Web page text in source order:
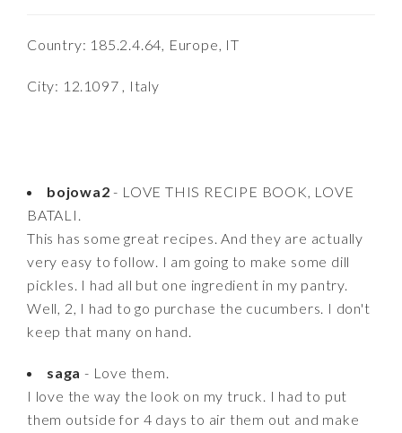
Country: 185.2.4.64, Europe, IT
City: 12.1097 , Italy
bojowa2 - LOVE THIS RECIPE BOOK, LOVE
BATALI.
This has some great recipes. And they are actually
very easy to follow. I am going to make some dill
pickles. I had all but one ingredient in my pantry.
Well, 2, I had to go purchase the cucumbers. I don't
keep that many on hand.
saga - Love them.
I love the way the look on my truck. I had to put
them outside for 4 days to air them out and make